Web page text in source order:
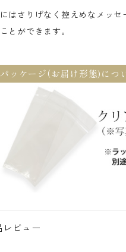
はさりげなく控えめなメッ
とができます。
パッケージ(お届け形態)につ
レビュー